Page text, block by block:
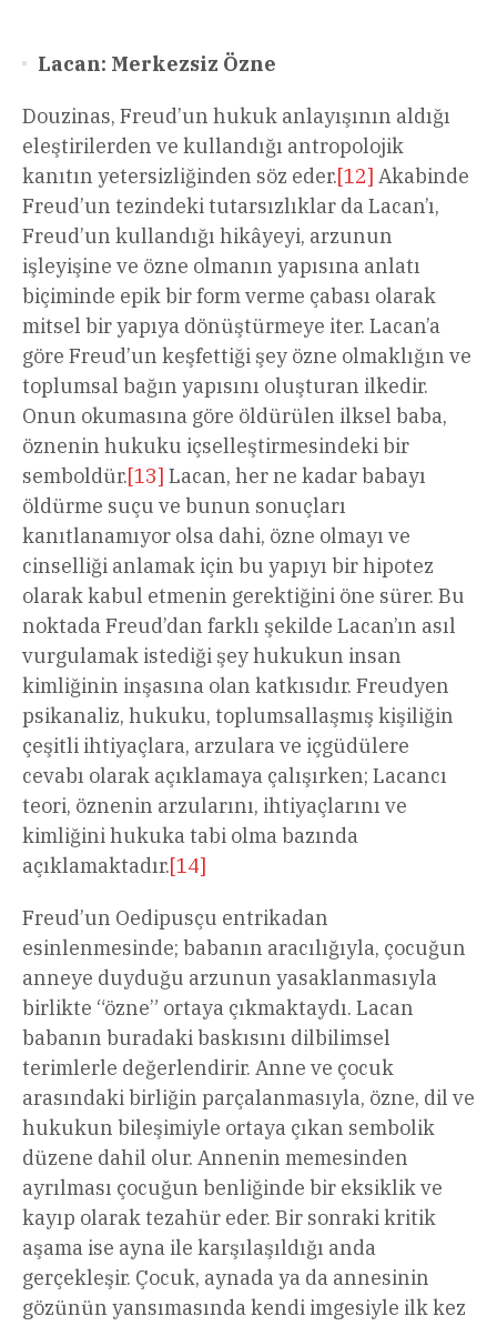
Lacan: Merkezsiz Özne
Douzinas, Freud’un hukuk anlayışının aldığı
eleştirilerden ve kullandığı antropolojik
kanıtın yetersizliğinden söz eder.[12] Akabinde
Freud’un tezindeki tutarsızlıklar da Lacan’ı,
Freud’un kullandığı hikâyeyi, arzunun
işleyişine ve özne olmanın yapısına anlatı
biçiminde epik bir form verme çabası olarak
mitsel bir yapıya dönüştürmeye iter. Lacan’a
göre Freud’un keşfettiği şey özne olmaklığın ve
toplumsal bağın yapısını oluşturan ilkedir.
Onun okumasına göre öldürülen ilksel baba,
öznenin hukuku içselleştirmesindeki bir
semboldür.[13] Lacan, her ne kadar babayı
öldürme suçu ve bunun sonuçları
kanıtlanamıyor olsa dahi, özne olmayı ve
cinselliği anlamak için bu yapıyı bir hipotez
olarak kabul etmenin gerektiğini öne sürer. Bu
noktada Freud’dan farklı şekilde Lacan’ın asıl
vurgulamak istediği şey hukukun insan
kimliğinin inşasına olan katkısıdır. Freudyen
psikanaliz, hukuku, toplumsallaşmış kişiliğin
çeşitli ihtiyaçlara, arzulara ve içgüdülere
cevabı olarak açıklamaya çalışırken; Lacancı
teori, öznenin arzularını, ihtiyaçlarını ve
kimliğini hukuka tabi olma bazında
açıklamaktadır.[14]
Freud’un Oedipusçu entrikadan
esinlenmesinde; babanın aracılığıyla, çocuğun
anneye duyduğu arzunun yasaklanmasıyla
birlikte “özne” ortaya çıkmaktaydı. Lacan
babanın buradaki baskısını dilbilimsel
terimlerle değerlendirir. Anne ve çocuk
arasındaki birliğin parçalanmasıyla, özne, dil ve
hukukun bileşimiyle ortaya çıkan sembolik
düzene dahil olur. Annenin memesinden
ayrılması çocuğun benliğinde bir eksiklik ve
kayıp olarak tezahür eder. Bir sonraki kritik
aşama ise ayna ile karşılaşıldığı anda
gerçekleşir. Çocuk, aynada ya da annesinin
gözünün yansımasında kendi imgesiyle ilk kez